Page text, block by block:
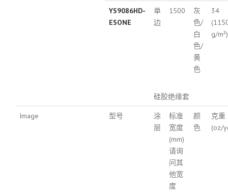
YS9086HD-
ESONE
单
边
1500
灰
色/
白
色/
黄
色
34
g/m²)
硅胶绝缘套
Image 型号
涂
层
标准
宽度
(mm)
请询
问其
他宽
度
颜
色
克重
(oz/